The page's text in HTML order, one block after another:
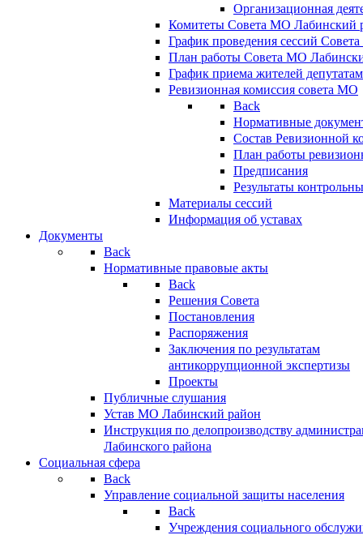
Организационная
Комитеты Совета МО Лабинский
График проведения сессий
План работы Совета МО
График приема жителей
Ревизионная комиссия совета МО
Back
Нормативные
Состав Ревизионной
План работы
Предписания
Результаты
Материалы сессий
Информация об уставах
Документы
Back
Нормативные правовые акты
Back
Решения Совета
Постановления
Распоряжения
Заключения по результатам
антикоррупционной экспертизы
Проекты
Публичные слушания
Устав МО Лабинский район
Инструкция по делопроизводству
Лабинского района
Социальная сфера
Back
Управление социальной защиты населения
Back
Учреждения социального